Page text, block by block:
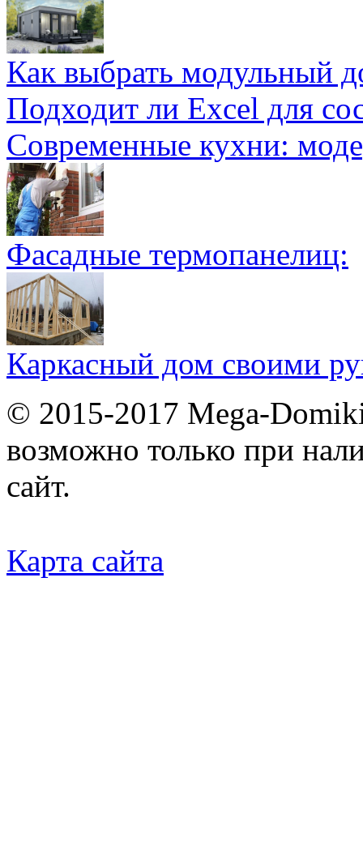
Как выбрать модульный
Подходит ли Excel для
Современные кухни:
Фасадные термопанелиц:
Каркасный дом своими
© 2015-2017 Mega-
возможно только при
сайт.
Карта сайта